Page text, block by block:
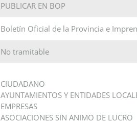
PUBLICAR EN BOP
Boletín Oficial de la Provincia e
No tramitable
CIUDADANO
AYUNTAMIENTOS Y ENTIDADES
EMPRESAS
ASOCIACIONES SIN ANIMO DE LUCRO